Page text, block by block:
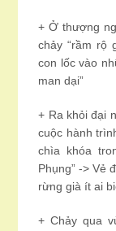
+ Ở thượng
chảy “rầm rộ
con lốc vào
man dại”
+ Ra khỏi đại
cuộc hành
chìa khóa
Phụng” -> Vẻ
rừng già ít ai
+ Chảy qua